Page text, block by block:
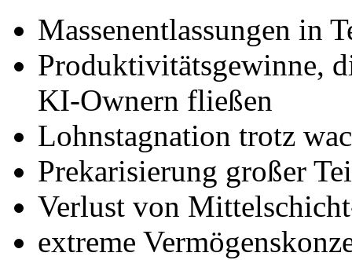
Massenentlassungen in
Produktivitätsgewinne,
KI‑Ownern fließen
Lohnstagnation trotz
Prekarisierung großer
Verlust von
extreme